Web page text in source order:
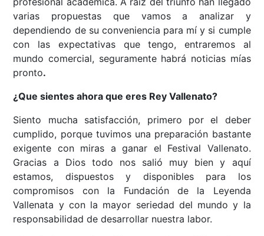
varias propuestas que vamos a analizar y
dependiendo de su conveniencia para mí y si cumple
con las expectativas que tengo, entraremos al
mundo comercial, seguramente habrá noticias mías
pronto.
¿Que sientes ahora que eres Rey Vallenato?
Siento mucha satisfacción, primero por el deber
cumplido, porque tuvimos una preparación bastante
exigente con miras a ganar el Festival Vallenato.
Gracias a Dios todo nos salió muy bien y aquí
estamos, dispuestos y disponibles para los
compromisos con la Fundación de la Leyenda
Vallenata y con la mayor seriedad del mundo y la
responsabilidad de desarrollar nuestra labor.